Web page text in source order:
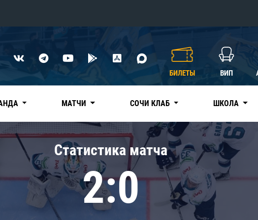
Нефтехимик
Дивизион Чернышева
Авангард
Адмирал
КХЛ
БИЛЕТЫ ВИП
МАТЧИ СОЧИ КЛАБ ШКОЛА
Статистика матча
2:0